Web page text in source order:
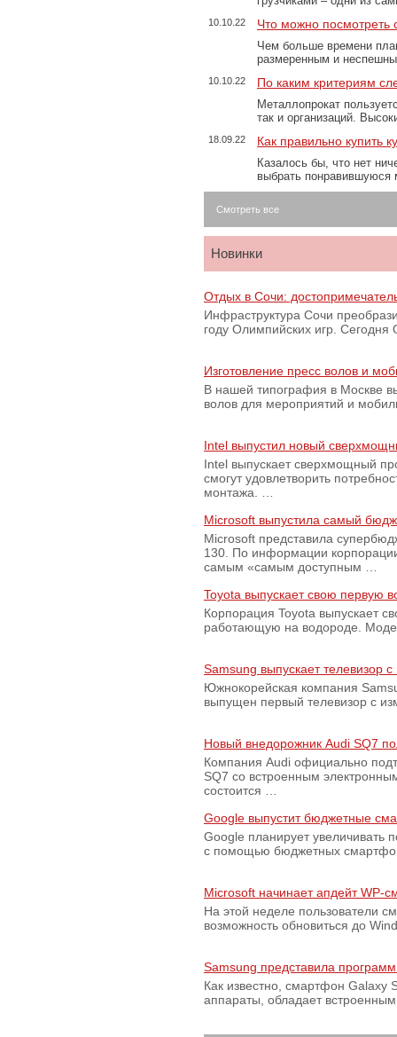
10.10.22 Что можно посмотреть
Чем больше времени
размеренным и
10.10.22 По каким критериям
Металлопрокат
так и организаций.
18.09.22 Как правильно купить
Казалось бы, что нет
выбрать
Смотреть все
Новинки
Отдых в Сочи:
Инфраструктура Сочи
году Олимпийских игр.
Изготовление пресс волов и
В нашей типография в Москве
волов для мероприятий и
Intel выпустил новый
Intel выпускает сверхмощный
смогут удовлетворить
монтажа. …
Microsoft выпустила самый
Microsoft представила
130. По информации
самым «самым доступным …
Toyota выпускает свою первую
Корпорация Toyota выпускает
работающую на водороде.
Samsung выпускает телевизор
Южнокорейская компания
выпущен первый телевизор с
Новый внедорожник Audi SQ7
Компания Audi официально
SQ7 со встроенным
состоится …
Google выпустит бюджетные
Google планирует увеличивать
с помощью бюджетных
Microsoft начинает апдейт WP-
На этой неделе пользователи
возможность обновиться до
Samsung представила
Как известно, смартфон Galaxy
аппараты, обладает